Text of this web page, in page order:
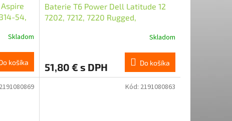
54,
Skladom
košíka
Baterie T6 Power Dell Latitude 12
7202, 7212, 7220 Rugged,
Skladom
51,80 € s DPH Do košíka
2191080869 Kód: 2191080863